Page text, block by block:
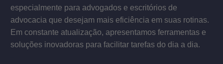
especialmente para advogados e escritórios de
advocacia que desejam mais eficiência em suas rotinas.
Em constante atualização, apresentamos ferramentas e
soluções inovadoras para facilitar tarefas do dia a dia.